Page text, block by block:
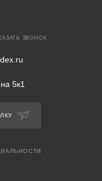
ЗВОНОК
5к1